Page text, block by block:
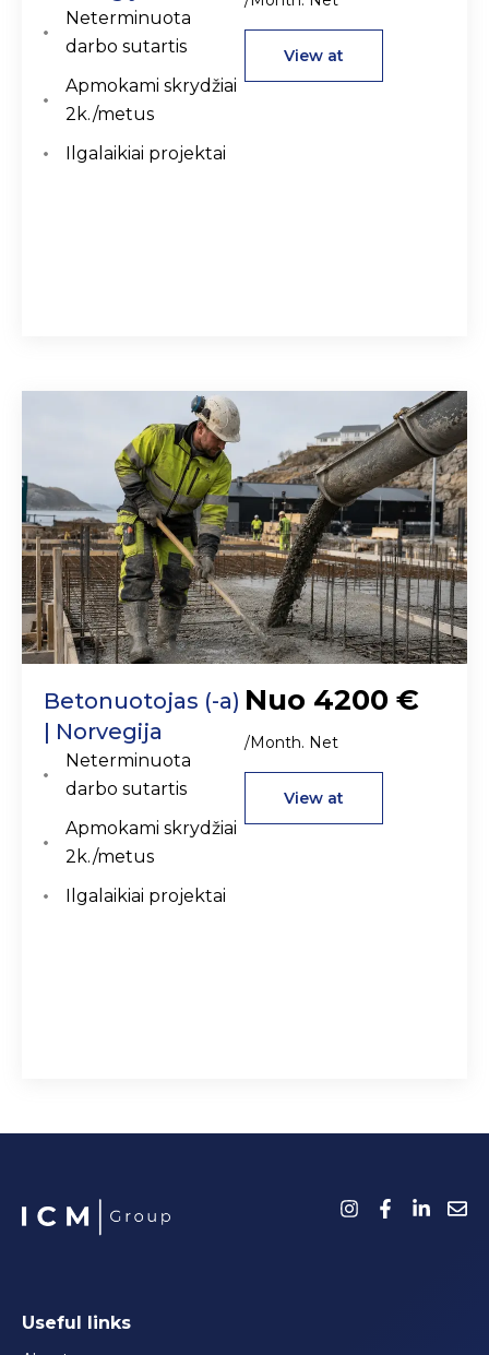
Neterminuota
darbo sutartis
Apmokami skrydžiai
2k./metus
Ilgalaikiai projektai
View at
Betonuotojas (-a)
| Norvegija
Neterminuota
darbo sutartis
Apmokami skrydžiai
2k./metus
Ilgalaikiai projektai
Nuo 4200 €
/Month. Net
View at
Useful links